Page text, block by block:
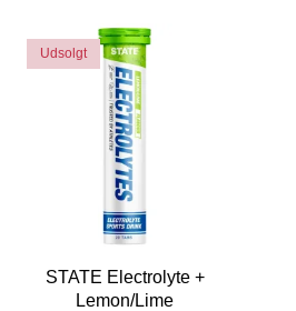
Udsolgt
STATE Electrolyte +
Lemon/Lime